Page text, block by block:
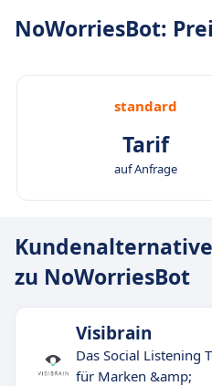
NoWorriesBot:
standard
Tarif
auf Anfrage
zu NoWorriesBot
Visibrain
Das Social Listening
für Marken &amp;